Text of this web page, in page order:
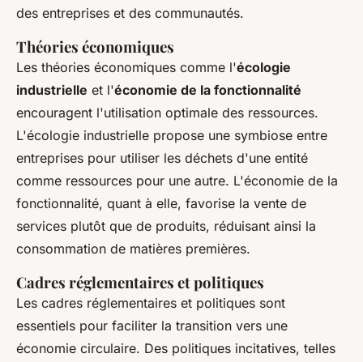
des entreprises et des communautés.
Théories économiques
Les théories économiques comme l'écologie
industrielle et l'économie de la fonctionnalité
encouragent l'utilisation optimale des ressources.
L'écologie industrielle propose une symbiose entre
entreprises pour utiliser les déchets d'une entité
comme ressources pour une autre. L'économie de la
fonctionnalité, quant à elle, favorise la vente de
services plutôt que de produits, réduisant ainsi la
consommation de matières premières.
Cadres réglementaires et politiques
Les cadres réglementaires et politiques sont
essentiels pour faciliter la transition vers une
économie circulaire. Des politiques incitatives, telles